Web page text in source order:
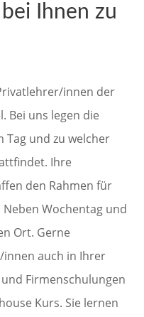
Ihnen zu
innen der
Bei uns legen die
Tag und zu welcher
Ihre
den Rahmen für
Wochentag und
Ort. Gerne
auch in Ihrer
Firmenschulungen
Kurs. Sie lernen